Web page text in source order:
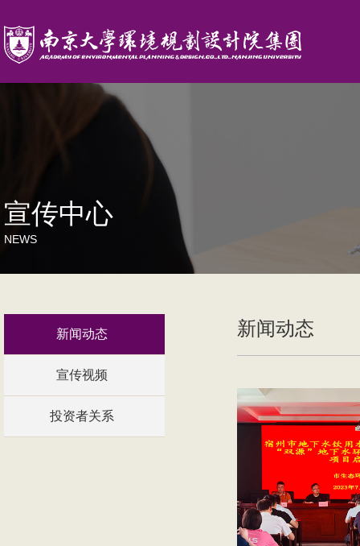
宣传中心
NEWS
新闻动态
宣传视频
投资者关系
新闻动态